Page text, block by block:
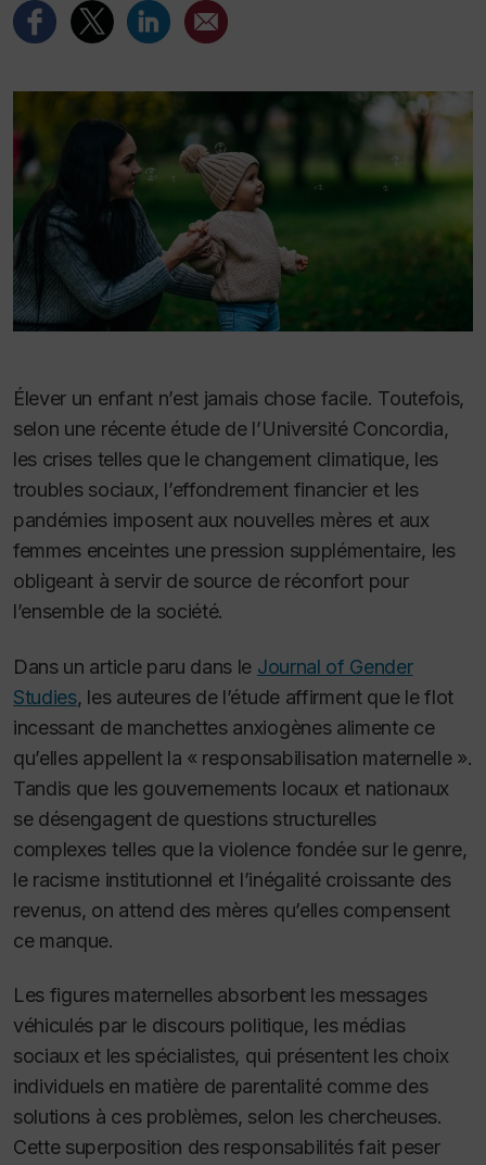
Élever un enfant n’est jamais chose facile. Toutefois,
selon une récente étude de l’Université Concordia,
les crises telles que le changement climatique, les
troubles sociaux, l’effondrement financier et les
pandémies imposent aux nouvelles mères et aux
femmes enceintes une pression supplémentaire, les
obligeant à servir de source de réconfort pour
l’ensemble de la société.
Dans un article paru dans le Journal of Gender
Studies, les auteures de l’étude affirment que le flot
incessant de manchettes anxiogènes alimente ce
qu’elles appellent la « responsabilisation maternelle ».
Tandis que les gouvernements locaux et nationaux
se désengagent de questions structurelles
complexes telles que la violence fondée sur le genre,
le racisme institutionnel et l’inégalité croissante des
revenus, on attend des mères qu’elles compensent
ce manque.
Les figures maternelles absorbent les messages
véhiculés par le discours politique, les médias
sociaux et les spécialistes, qui présentent les choix
individuels en matière de parentalité comme des
solutions à ces problèmes, selon les chercheuses.
Cette superposition des responsabilités fait peser